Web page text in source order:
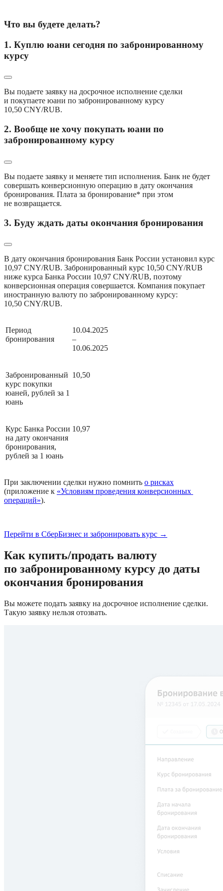
Что вы будете делать?
1. Куплю юани сегодня по забронированному
курсу
Вы подаете заявку на досрочное исполнение сделки
и покупаете юани по забронированному курсу
10,50 CNY/RUB.
2. Вообще не хочу покупать юани по
забронированному курсу
Вы подаете заявку и меняете тип исполнения. Банк не будет
совершать конверсионную операцию в дату окончания
бронирования. Плата за бронирование* при этом
не возвращается.
3. Буду ждать даты окончания бронирования
В дату окончания бронирования Банк России установил курс
10,97 CNY/RUB. Забронированный курс 10,50 CNY/RUB
ниже курса Банка России 10,97 CNY/RUB, поэтому
конверсионная операция совершается. Компания покупает
иностранную валюту по забронированному курсу:
10,50 CNY/RUB.
Период
бронирования
10.04.2025
–
10.06.2025
Забронированный
курс покупки
юаней, рублей за 1
юань
10,50
Курс Банка России
на дату окончания
бронирования,
рублей за 1 юань
10,97
При заключении сделки нужно помнить о рисках
(приложение к «Условиям проведения конверсионных
операций»).
Перейти в СберБизнес и забронировать курс →
Как купить/продать валюту
по забронированному курсу до даты
окончания бронирования
Вы можете подать заявку на досрочное исполнение сделки.
Такую заявку нельзя отозвать.